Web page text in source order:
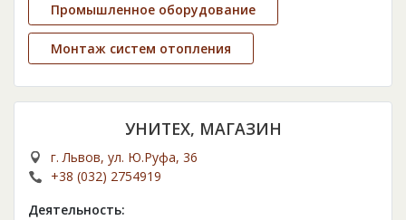
Промышленное оборудование
Монтаж систем отопления
УНИТЕХ, МАГАЗИН
г. Львов, ул. Ю.Руфа, 36
+38 (032) 2754919
Деятельность: